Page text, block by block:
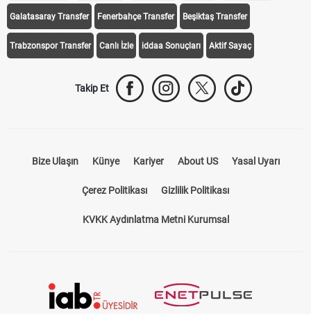
Galatasaray Transfer Fenerbahçe Transfer Beşiktaş Transfer
Trabzonspor Transfer Canlı İzle iddaa Sonuçları Aktif Sayaç
Takip Et
Bize Ulaşın Künye Kariyer About US Yasal Uyarı
Çerez Politikası Gizlilik Politikası
KVKK Aydınlatma Metni Kurumsal